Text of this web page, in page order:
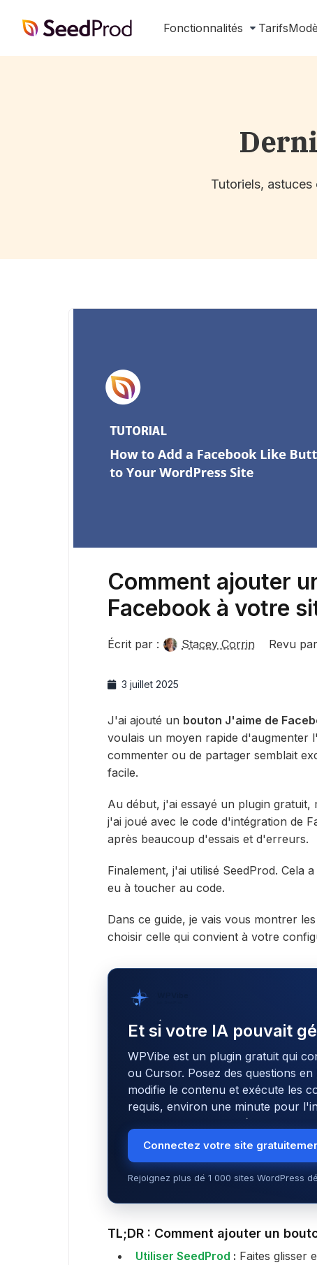
SeedProd Fonctionnalités Tarifs
Tutoriels,
Comment ajouter
Facebook à votre
Écrit par : Stacey Corrin Revu
3 juillet 2025
J'ai ajouté un bouton J'aime de
voulais un moyen rapide d'augmenter
commenter ou de partager semblait
facile.
Au début, j'ai essayé un plugin gratuit,
j'ai joué avec le code d'intégration de
après beaucoup d'essais et d'erreurs.
Finalement, j'ai utilisé SeedProd. Cela
eu à toucher au code.
Dans ce guide, je vais vous montrer
choisir celle qui convient à votre
Et si votre IA pouvait
WPVibe est un plugin gratuit qui
ou Cursor. Posez des questions
modifie le contenu et exécute les
requis, environ une minute pour
Connectez votre site
Rejoignez plus de 1 000 sites WordPress
TL;DR : Comment ajouter un
Utiliser SeedProd : Faites glisser